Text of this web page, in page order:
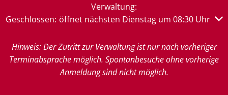
Verwaltung:
Klicken, um weitere Öffnungs- oder Schließzeiten
Geschlossen: öffnet nächsten Dienstag um 08:30 Uhr
Hinweis: Der Zutritt zur Verwaltung ist nur nach vorheriger
Terminabsprache möglich. Spontanbesuche ohne vorherige
Anmeldung sind nicht möglich.